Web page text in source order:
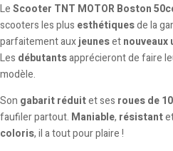
LeScooter TNT MOTOR Boston
scooters les plus esthétiquesde la
parfaitement auxjeuneset
Les débutantsapprécieront de faire
modèle.
Son gabarit réduitet ses roues de
faufiler partout. Maniable, résistant
coloris, il a tout pour plaire !